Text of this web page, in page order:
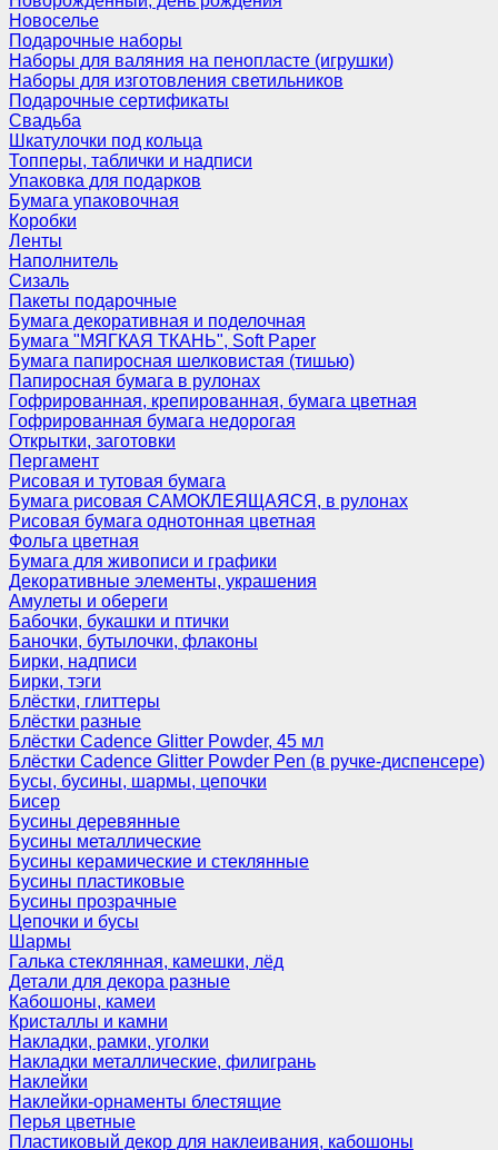
Новоселье
Подарочные наборы
Наборы для валяния на пенопласте (игрушки)
Наборы для изготовления светильников
Подарочные сертификаты
Свадьба
Шкатулочки под кольца
Топперы, таблички и надписи
Упаковка для подарков
Бумага упаковочная
Коробки
Ленты
Наполнитель
Сизаль
Пакеты подарочные
Бумага декоративная и поделочная
Бумага "МЯГКАЯ ТКАНЬ", Soft Paper
Бумага папиросная шелковистая (тишью)
Папиросная бумага в рулонах
Гофрированная, крепированная, бумага цветная
Гофрированная бумага недорогая
Открытки, заготовки
Пергамент
Рисовая и тутовая бумага
Бумага рисовая САМОКЛЕЯЩАЯСЯ, в рулонах
Рисовая бумага однотонная цветная
Фольга цветная
Бумага для живописи и графики
Декоративные элементы, украшения
Амулеты и обереги
Бабочки, букашки и птички
Баночки, бутылочки, флаконы
Бирки, надписи
Бирки, тэги
Блёстки, глиттеры
Блёстки разные
Блёстки Cadence Glitter Powder, 45 мл
Блёстки Cadence Glitter Powder Pen (в ручке-диспенсере)
Бусы, бусины, шармы, цепочки
Бисер
Бусины деревянные
Бусины металлические
Бусины керамические и стеклянные
Бусины пластиковые
Бусины прозрачные
Цепочки и бусы
Шармы
Галька стеклянная, камешки, лёд
Детали для декора разные
Кабошоны, камеи
Кристаллы и камни
Накладки, рамки, уголки
Накладки металлические, филигрань
Наклейки
Наклейки-орнаменты блестящие
Перья цветные
Пластиковый декор для наклеивания, кабошоны